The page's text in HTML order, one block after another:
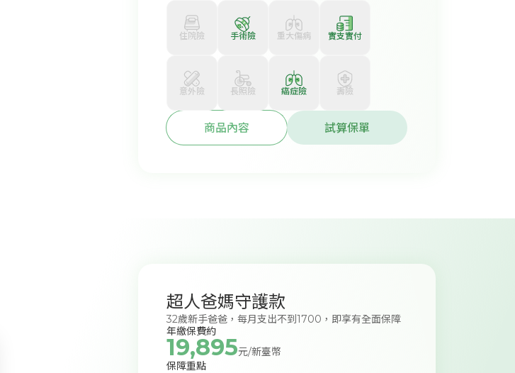
住院險 手術險 重大傷病 實支實付
意外險 長照險 癌症險 壽險
商品內容 試算保單
超人爸媽守護款
32歲新手爸爸，每月支出不到1700，即享有全面保障
年繳保費約
19,895元/新臺幣
保障重點